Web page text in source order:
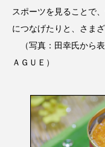
スポーツを見ることで
につなげたりと、さま
（写真：田幸氏から
ＡＧＵＥ）